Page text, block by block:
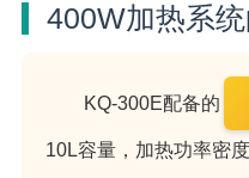
400W加热系
KQ-300E配备的
10L容量，加热功率密